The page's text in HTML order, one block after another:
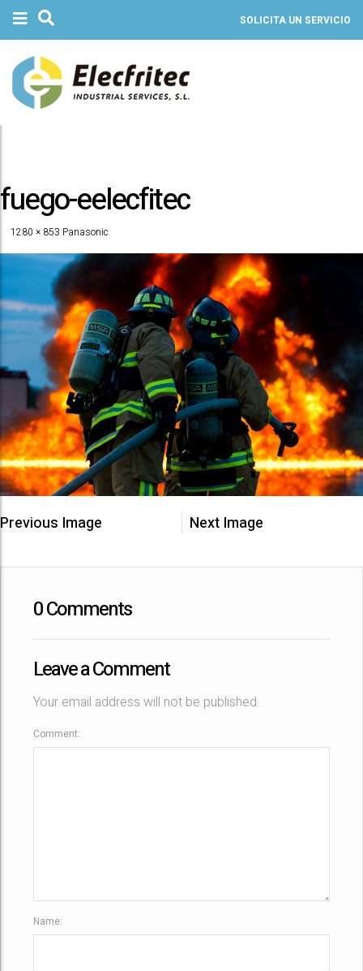
SOLICITA UN SERVICIO
fuego-eelecfitec
1280 × 853 Panasonic
Previous Image Next Image
0 Comments
Leave a Comment
Your email address will not be published.
Comment:
Name: